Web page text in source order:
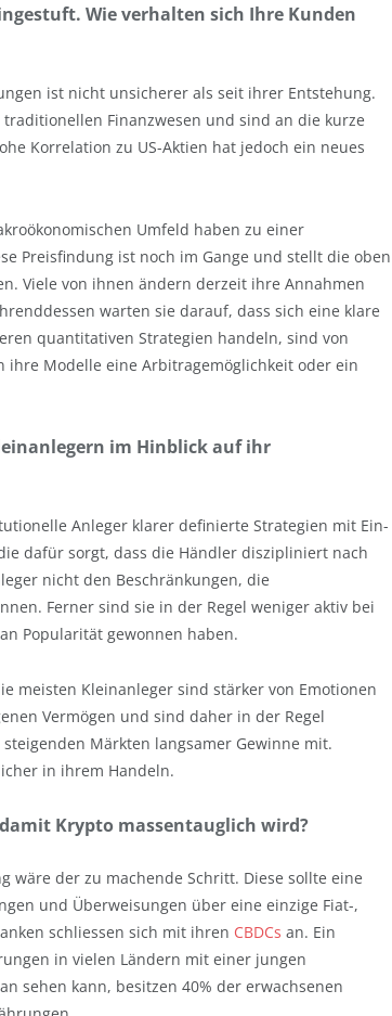
Wie verhalten sich Ihre Kunden
ist nicht unsicherer als seit ihrer Entstehung.
Finanzwesen und sind an die kurze
Korrelation zu US-Aktien hat jedoch ein neues
Umfeld haben zu einer
Preisfindung ist noch im Gange und stellt die oben
Viele von ihnen ändern derzeit ihre Annahmen
warten sie darauf, dass sich eine klare
quantitativen Strategien handeln, sind von
Modelle eine Arbitragemöglichkeit oder ein
im Hinblick auf ihr
Anleger klarer definierte Strategien mit Ein-
dafür sorgt, dass die Händler diszipliniert nach
nicht den Beschränkungen, die
Ferner sind sie in der Regel weniger aktiv bei
Popularität gewonnen haben.
meisten Kleinanleger sind stärker von Emotionen
Vermögen und sind daher in der Regel
Märkten langsamer Gewinne mit.
in ihrem Handeln.
Krypto massentauglich wird?
wäre der zu machende Schritt. Diese sollte eine
und Überweisungen über eine einzige Fiat-,
schliessen sich mit ihren CBDCs an. Ein
in vielen Ländern mit einer jungen
sehen kann, besitzen 40% der erwachsenen